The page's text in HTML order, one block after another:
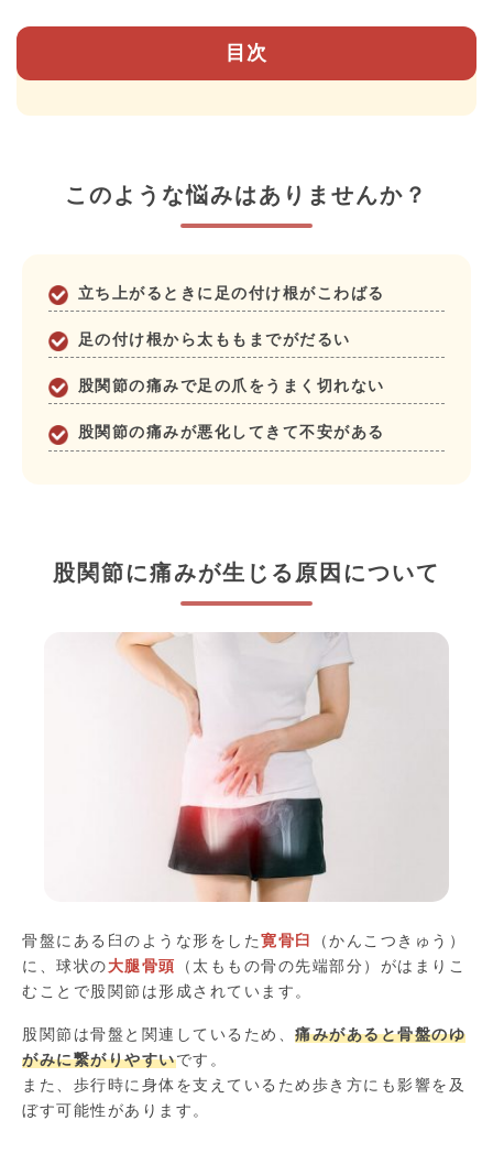
目次
このような悩みはありませんか？
立ち上がるときに足の付け根がこわばる
足の付け根から太ももまでがだるい
股関節の痛みで足の爪をうまく切れない
股関節の痛みが悪化してきて不安がある
股関節に痛みが生じる原因について
骨盤にある臼のような形をした寛骨臼
（かんこつきゅう）
に、球状の大腿骨頭 （太ももの骨の先端部分）がはまりこ
むことで股関節は形成されています。
股関節は骨盤と関連しているため、 痛みがあると骨盤のゆ
がみに繋がりやすいです。
また、歩行時に身体を支えているため歩き方にも影響を及
ぼす可能性があります。